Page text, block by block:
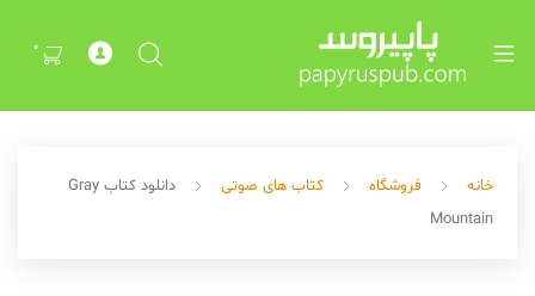
0
خانه فروشگاه کتاب های صوتی
دانلود کتاب Gray
Mountain